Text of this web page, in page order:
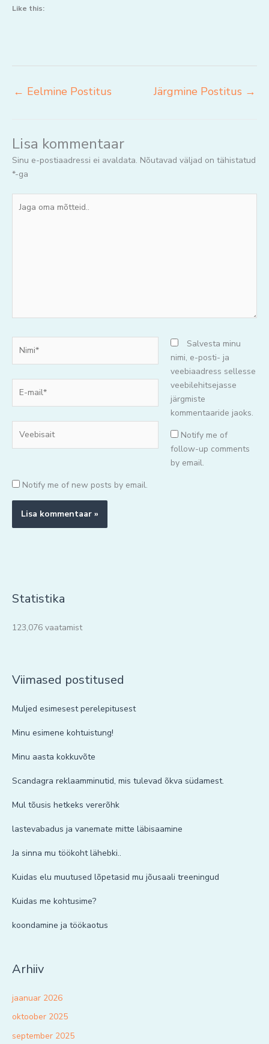
Like this:
← Eelmine Postitus Järgmine Postitus →
Lisa kommentaar
Sinu e-postiaadressi ei avaldata. Nõutavad väljad on tähistatud
*-ga
oma
mail*
Salvesta minu
nimi, e-posti- ja
veebiaadress sellesse
veebilehitsejasse
järgmiste
kommentaaride jaoks.
Notify me of
follow-up comments
by email.
Notify me of new posts by email.
Statistika
123,076 vaatamist
Viimased postitused
Muljed esimesest perelepitusest
Minu esimene kohtuistung!
Minu aasta kokkuvõte
Scandagra reklaamminutid, mis tulevad õkva südamest.
Mul tõusis hetkeks vererõhk
lastevabadus ja vanemate mitte läbisaamine
Ja sinna mu töökoht lähebki..
Kuidas elu muutused lõpetasid mu jõusaali treeningud
Kuidas me kohtusime?
koondamine ja töökaotus
Arhiiv
jaanuar 2026
oktoober 2025
september 2025